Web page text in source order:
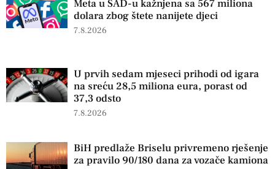
Meta u SAD-u kažnjena sa 567 miliona
dolara zbog štete nanijete djeci
7.8.2026
U prvih sedam mjeseci prihodi od igara
na sreću 28,5 miliona eura, porast od
37,3 odsto
7.8.2026
BiH predlaže Briselu privremeno rješenje
za pravilo 90/180 dana za vozače kamiona